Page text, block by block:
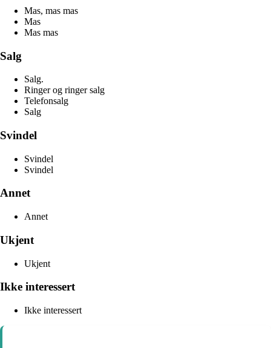
Mas, mas mas
Mas
Mas mas
Salg
Salg.
Ringer og ringer salg
Telefonsalg
Salg
Svindel
Svindel
Svindel
Annet
Annet
Ukjent
Ukjent
Ikke interessert
Ikke interessert